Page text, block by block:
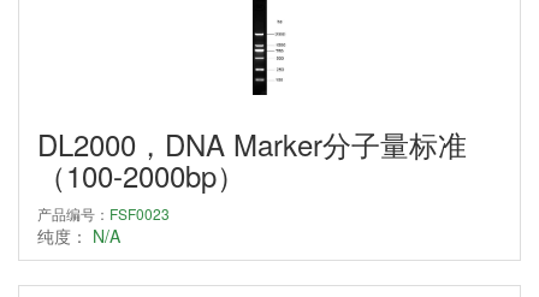
DL2000，DNA Marker分子量标准
（100-2000bp）
产品编号： FSF0023
纯度： N/A